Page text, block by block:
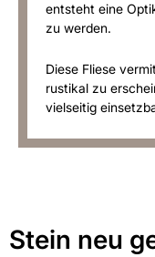
entsteht eine
zu werden.
Diese Fliese
rustikal zu
vielseitig
Stein neu